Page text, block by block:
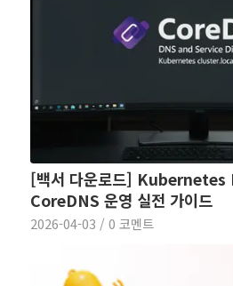
[백서 다운로드] Kubernetes
CoreDNS 운영 실전 가이드
2026-04-03 / 0 코멘트